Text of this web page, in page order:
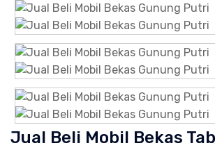
Jual Beli Mobil Bekas